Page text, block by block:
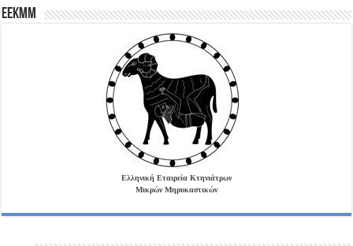
EEKMM
Ελληνική Εταιρεία Κτηνιάτρων
Μικρών Μηρυκαστικών